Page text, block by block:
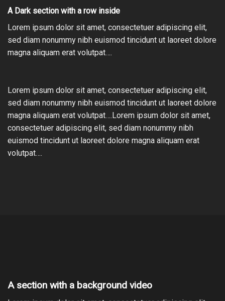
A Dark section with a row inside
Lorem ipsum dolor sit amet, consectetuer adipiscing elit,
sed diam nonummy nibh euismod tincidunt ut laoreet dolore
magna aliquam erat volutpat….
Lorem ipsum dolor sit amet, consectetuer adipiscing elit,
sed diam nonummy nibh euismod tincidunt ut laoreet dolore
magna aliquam erat volutpat….Lorem ipsum dolor sit amet,
consectetuer adipiscing elit, sed diam nonummy nibh
euismod tincidunt ut laoreet dolore magna aliquam erat
volutpat….
A section with a background video